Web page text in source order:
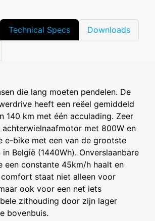
Technical Specs Downloads
die lang moeten pendelen. De
heeft een reëel gemiddeld
140 km met één acculading. Zeer
achterwielnaafmotor met 800W en
e-bike met een van de grootste
België (1440Wh). Onverslaanbare
een constante 45km/h haalt en
comfort staat niet alleen voor
ook voor een net iets
zithouding door zijn lager
bovenbuis.